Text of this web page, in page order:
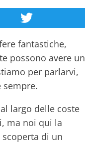
fantastiche,
possono avere un
per parlarvi,
sempre.
largo delle coste
ma noi qui la
di un